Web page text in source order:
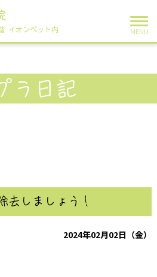
イオンペット内 MENU
ラ日記
去しましょう！
2024年02月02日（金）